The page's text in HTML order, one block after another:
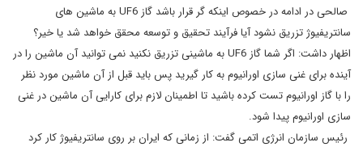
صالحی در ادامه در خصوص اینکه گر قرار باشد گاز UF6 به ماشین های
سانتریفیوژ تزریق نشود آیا فرآیند تحقیق و توسعه محقق خواهد شد یا خیر؟
اظهار داشت: اگر شما گاز UF6 به ماشینی تزریق نکنید نمی توانید آن ماشین را در
آینده برای غنی سازی اورانیوم به کار گیرید پس باید قبل از آن ماشین مورد نظر
را با گاز اورانیوم تست کرده باشید تا اطمینان لازم برای کارایی آن ماشین در غنی
سازی اورانیوم پیدا شود.
رئیس سازمان انرژی اتمی گفت: از زمانی که ایران بر روی سانتریفیوژ کار کرد